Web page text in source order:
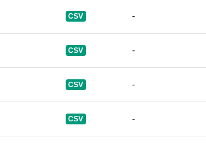
CSV -
CSV -
CSV -
CSV -